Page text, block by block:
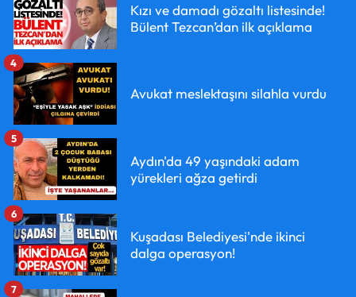
Kızı ve damadı gözaltı listesinde!
Bülent Tezcan’dan ilk açıklama
Avukat meslektaşını silahla vurdu
4
Aydın'da 49 yaşındaki adam
yürekleri ağza getirdi
5
Kuşadası Belediyesi'nde ikinci
dalga operasyon!
6
7